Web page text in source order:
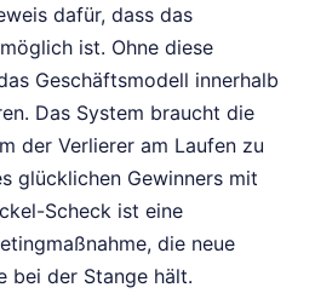
dafür, dass das
ist. Ohne diese
Geschäftsmodell innerhalb
Das System braucht die
der Verlierer am Laufen zu
glücklichen Gewinners mit
Scheck ist eine
die neue
bei der Stange hält.